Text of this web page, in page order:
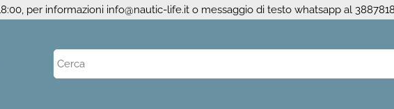
per informazioni info@nautic-life.it o messaggio di testo whatsapp al